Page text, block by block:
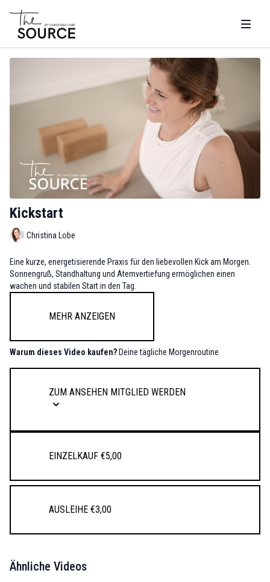
Kickstart
Christina Lobe
Eine kurze, energetisierende Praxis für den liebevollen Kick am Morgen.
Sonnengruß, Standhaltung und Atemvertiefung ermöglichen einen
wachen und stabilen Start in den Tag.
Mehr anzeigen
Warum dieses Video kaufen? Deine tägliche Morgenroutine.
ZUM ANSEHEN MITGLIED WERDEN
Einzelkauf €5,00
Ausleihe €3,00
Ähnliche Videos